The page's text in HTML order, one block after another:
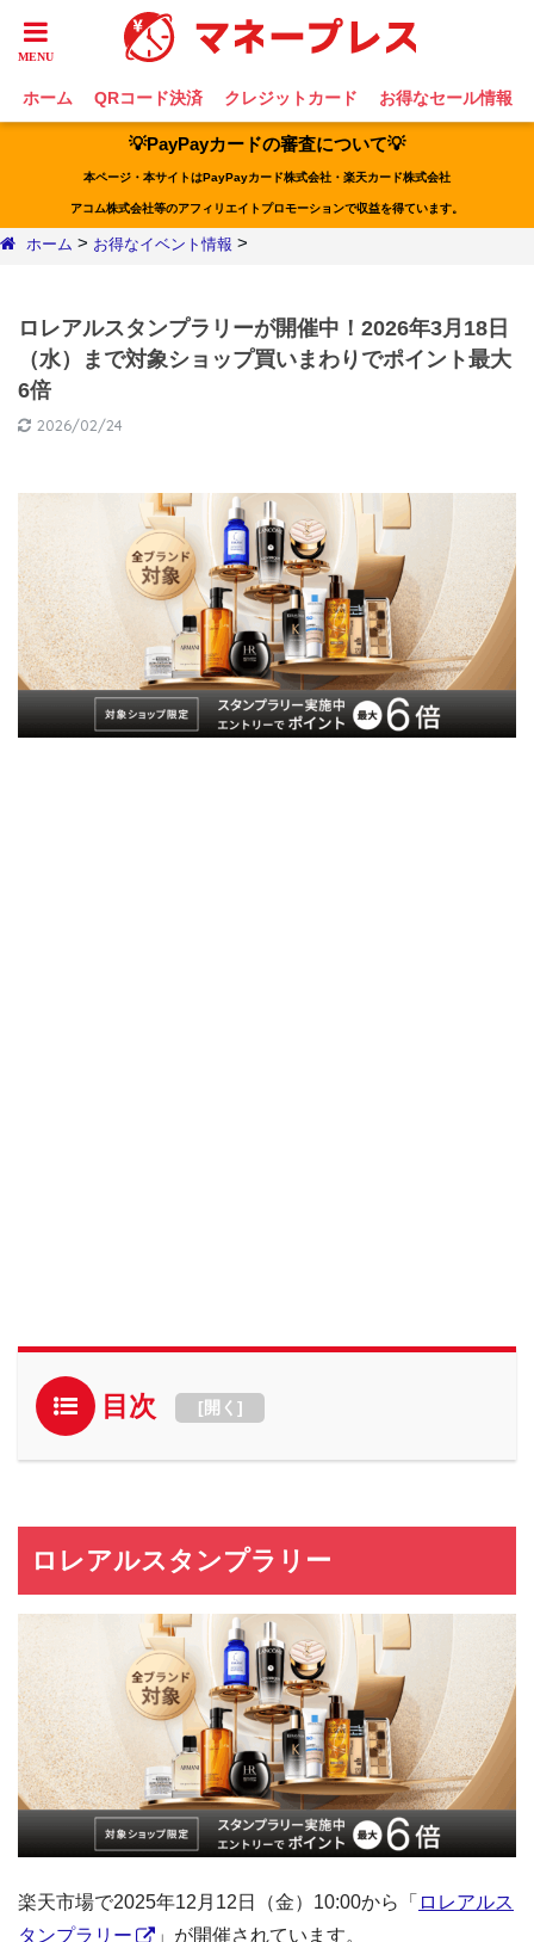
ホーム QRコード決済 クレジットカード お得なセール情報
💡PayPayカードの審査について💡
本ページ・本サイトはPayPayカード株式会社・楽天カード株式会社
アコム株式会社等のアフィリエイトプロモーションで収益を得ています。
ホーム > お得なイベント情報 >
ロレアルスタンプラリーが開催中！2026年3月18日
（水）まで対象ショップ買いまわりでポイント最大
6倍
2026/02/24
目次 [開く ]
ロレアルスタンプラリー
楽天市場で2025年12月12日（金）10:00から「 ロレアルス
タンプラリー
」が開催されています。